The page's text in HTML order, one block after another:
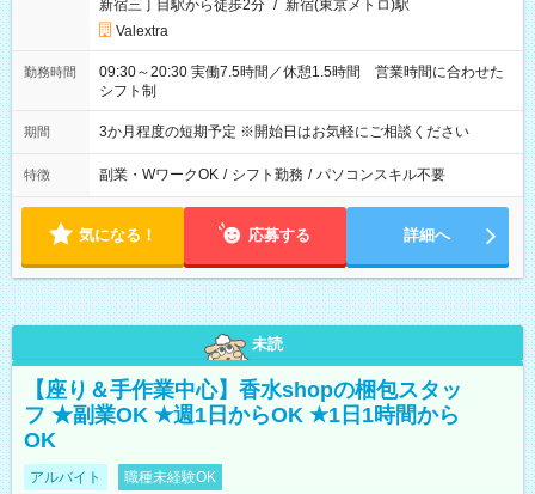
新宿三丁目駅から徒歩2分 / 新宿(東京メトロ)駅
Valextra
勤務時間
09:30～20:30 実働7.5時間／休憩1.5時間 営業時間に合わせた
シフト制
期間 3か月程度の短期予定 ※開始日はお気軽にご相談ください
特徴 副業・WワークOK / シフト勤務 / パソコンスキル不要
気になる！ 応募する 詳細へ
未読
【座り＆手作業中心】香水shopの梱包スタッ
フ ★副業OK ★週1日からOK ★1日1時間から
OK
アルバイト 職種未経験OK